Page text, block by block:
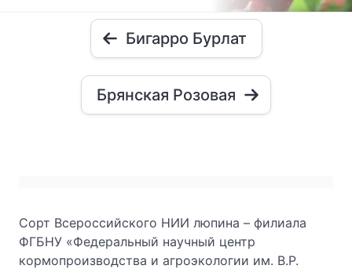
Бигарро Бурлат
Брянская Розовая
Сорт Всероссийского НИИ люпина – филиала
ФГБНУ «Федеральный научный центр
кормопроизводства и агроэкологии им. В.Р.